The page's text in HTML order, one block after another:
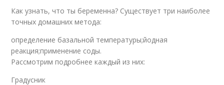
Как узнать, что ты беременна? Существует три наиболее
точных домашних метода:
определение базальной температуры;йодная
реакция;применение соды.
Рассмотрим подробнее каждый из них:
Градусник